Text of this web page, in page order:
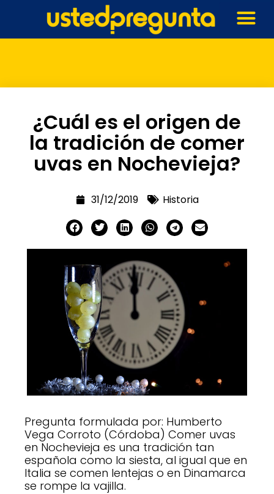
¿Cuál es el origen de
la tradición de comer
uvas en Nochevieja?
31/12/2019 Historia
Pregunta formulada por: Humberto
Vega Corroto (Córdoba) Comer uvas
en Nochevieja es una tradición tan
española como la siesta, al igual que en
Italia se comen lentejas o en Dinamarca
se rompe la vajilla.